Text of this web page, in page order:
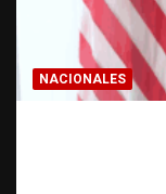
NACIONALES